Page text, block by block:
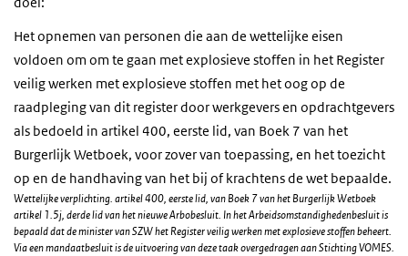
Het opnemen van personen die aan de wettelijke eisen
voldoen om om te gaan met explosieve stoffen in het Register
veilig werken met explosieve stoffen met het oog op de
raadpleging van dit register door werkgevers en opdrachtgevers
als bedoeld in artikel 400, eerste lid, van Boek 7 van het
Burgerlijk Wetboek, voor zover van toepassing, en het toezicht
op en de handhaving van het bij of krachtens de wet bepaalde.
Wettelijke verplichting. artikel 400, eerste lid, van Boek 7 van het Burgerlijk Wetboek
artikel 1.5j, derde lid van het nieuwe Arbobesluit. In het Arbeidsomstandighedenbesluit is
bepaald dat de minister van SZW het Register veilig werken met explosieve stoffen beheert.
Via een mandaatbesluit is de uitvoering van deze taak overgedragen aan Stichting VOMES.